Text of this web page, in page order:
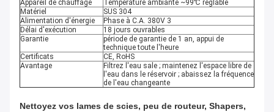
Appareil de chauffage
Température ambiante ~99℃ réglable
Matériel
SUS 304
Alimentation d'énergie
Phase à C.A. 380V 3
Délai d'exécution
18 jours ouvrables
Garantie
période de garantie de 1 an, appui de
technique toute l'heure
Certificats
CE, RoHS
Avantage
Filtrez l'eau sale ; maintenez l'espace libre de
l'eau dans le réservoir ; abaissez la fréquence
de l'eau changeante
Nettoyez vos lames de scies, peu de routeur, Shapers,